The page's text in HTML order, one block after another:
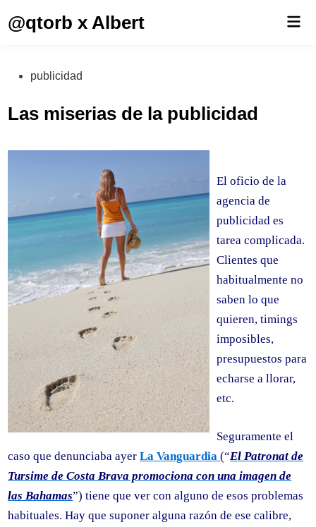
@qtorb x Albert
Publicado
publicidad
Las miserias de la publicidad
El oficio de la
agencia de
publicidad es
tarea complicada.
Clientes que
habitualmente no
saben lo que
quieren, timings
imposibles,
presupuestos para
echarse a llorar,
etc.
Seguramente el
caso que denunciaba ayerLa Vanguardia (“El Patronat de
Tursime de Costa Brava promociona con una imagen de
las Bahamas”) tiene que ver con alguno de esos problemas
habituales. Hay que suponer alguna razón de ese calibre,